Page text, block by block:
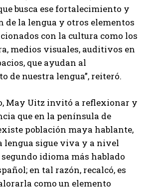
busca ese fortalecimiento y
de la lengua y otros elementos
con la cultura como los
medios visuales, auditivos en
que ayudan al
de nuestra lengua”, reiteró.
May Uitz invitó a reflexionar y
que en la península de
población maya hablante,
lengua sigue viva y a nivel
idioma más hablado
en tal razón, recalcó, es
como un elemento